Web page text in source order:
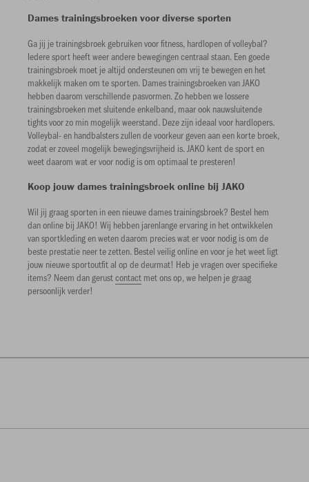
Dames trainingsbroeken voor diverse sporten
Ga jij je trainingsbroek gebruiken voor fitness, hardlopen of volleybal?
Iedere sport heeft weer andere bewegingen centraal staan. Een goede
trainingsbroek moet je altijd ondersteunen om vrij te bewegen en het
makkelijk maken om te sporten. Dames trainingsbroeken van JAKO
hebben daarom verschillende pasvormen. Zo hebben we lossere
trainingsbroeken met sluitende enkelband, maar ook nauwsluitende
tights voor zo min mogelijk weerstand. Deze zijn ideaal voor hardlopers.
Volleybal- en handbalsters zullen de voorkeur geven aan een korte broek,
zodat er zoveel mogelijk bewegingsvrijheid is. JAKO kent de sport en
weet daarom wat er voor nodig is om optimaal te presteren!
Koop jouw dames trainingsbroek online bij JAKO
Wil jij graag sporten in een nieuwe dames trainingsbroek? Bestel hem
dan online bij JAKO! Wij hebben jarenlange ervaring in het ontwikkelen
van sportkleding en weten daarom precies wat er voor nodig is om de
beste prestatie neer te zetten. Bestel veilig online en voor je het weet ligt
jouw nieuwe sportoutfit al op de deurmat! Heb je vragen over specifieke
items? Neem dan gerustcontact met ons op, we helpen je graag
persoonlijk verder!